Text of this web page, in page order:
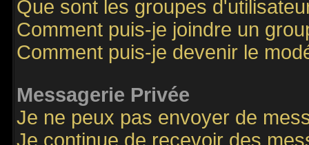
Que sont les groupes
Comment puis-je joindre un
Comment puis-je devenir le
Messagerie Privée
Je ne peux pas envoyer de
Je continue de recevoir des